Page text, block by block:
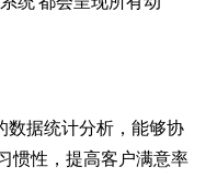
数据统计分析，能够协
惯性，提高客户满意率